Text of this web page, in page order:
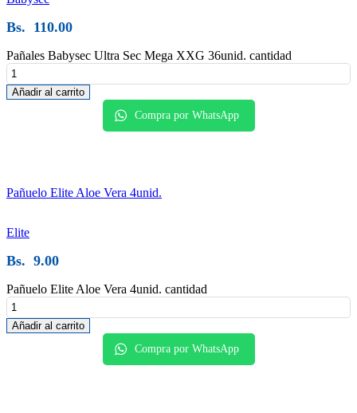
Bs. 110.00
Pañales Babysec Ultra Sec Mega XXG 36unid. cantidad
Añadir al carrito
Compra por WhatsApp
Pañuelo Elite Aloe Vera 4unid.
Elite
Bs. 9.00
Pañuelo Elite Aloe Vera 4unid. cantidad
Añadir al carrito
Compra por WhatsApp